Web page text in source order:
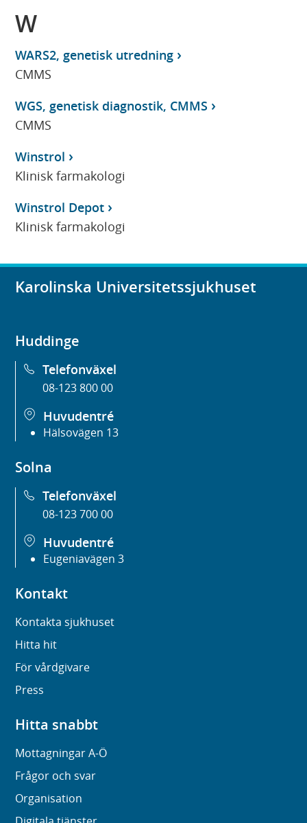
W
WARS2, genetisk utredning
CMMS
WGS, genetisk diagnostik, CMMS
CMMS
Winstrol
Klinisk farmakologi
Winstrol Depot
Klinisk farmakologi
Karolinska Universitetssjukhuset
Huddinge
Telefonväxel
08-123 800 00
Huvudentré
Hälsovägen 13
Solna
Telefonväxel
08-123 700 00
Huvudentré
Eugeniavägen 3
Kontakt
Kontakta sjukhuset
Hitta hit
För vårdgivare
Press
Hitta snabbt
Mottagningar A-Ö
Frågor och svar
Organisation